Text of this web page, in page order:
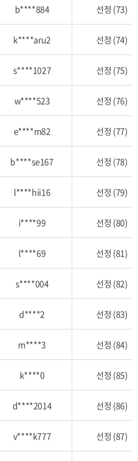
b****884 선정 (73)
k****aru2 선정 (74)
s****1027 선정 (75)
w****523 선정 (76)
e****m82 선정 (77)
b****se167 선정 (78)
l****hii16 선정 (79)
i****99 선정 (80)
l****69 선정 (81)
s****004 선정 (82)
d****2 선정 (83)
m****3 선정 (84)
k****0 선정 (85)
d****2014 선정 (86)
v****k777 선정 (87)